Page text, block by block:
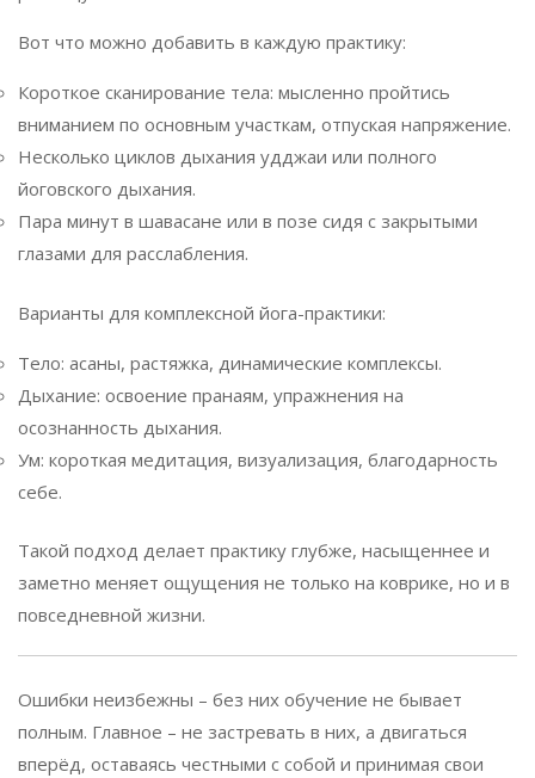
Вот что можно добавить в каждую практику:
Короткое сканирование тела: мысленно пройтись
вниманием по основным участкам, отпуская напряжение.
Несколько циклов дыхания удджаи или полного
йоговского дыхания.
Пара минут в шавасане или в позе сидя с закрытыми
глазами для расслабления.
Варианты для комплексной йога-практики:
Тело: асаны, растяжка, динамические комплексы.
Дыхание: освоение пранаям, упражнения на
осознанность дыхания.
Ум: короткая медитация, визуализация, благодарность
себе.
Такой подход делает практику глубже, насыщеннее и
заметно меняет ощущения не только на коврике, но и в
повседневной жизни.
Ошибки неизбежны – без них обучение не бывает
полным. Главное – не застревать в них, а двигаться
вперёд, оставаясь честными с собой и принимая свои